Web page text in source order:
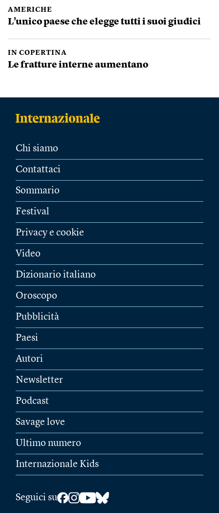
AMERICHE
L’unico paese che elegge tutti i suoi giudici
IN COPERTINA
Le fratture interne aumentano
Chi siamo
Contattaci
Sommario
Festival
Privacy e cookie
Video
Dizionario italiano
Oroscopo
Pubblicità
Paesi
Autori
Newsletter
Podcast
Savage love
Ultimo numero
Internazionale Kids
Seguici su